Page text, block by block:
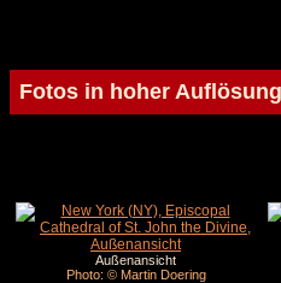
Fotos in hoher Auflösung
Außenansicht
Photo: © Martin Doering